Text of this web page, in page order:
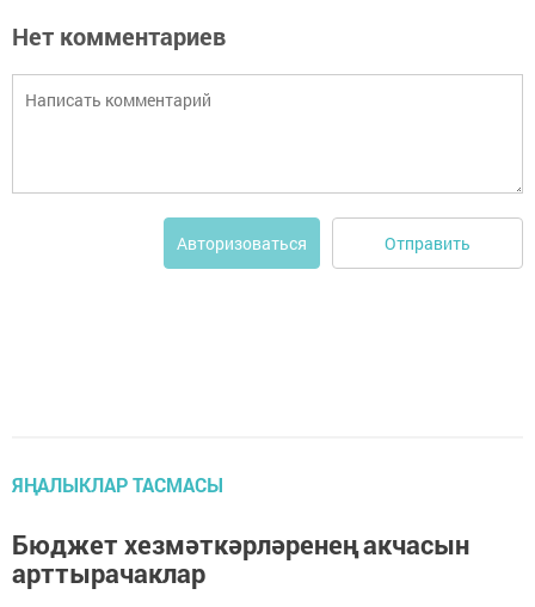
Нет комментариев
Авторизоваться Отправить
ЯҢАЛЫКЛАР ТАСМАСЫ
Бюджет хезмәткәрләренең акчасын
арттырачаклар